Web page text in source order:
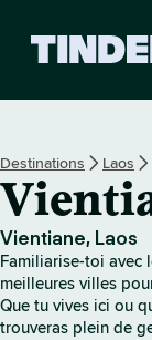
Destinations Laos
Vientiane, Laos
Familiarise-toi avec
meilleures villes
Que tu vives ici ou
trouveras plein de